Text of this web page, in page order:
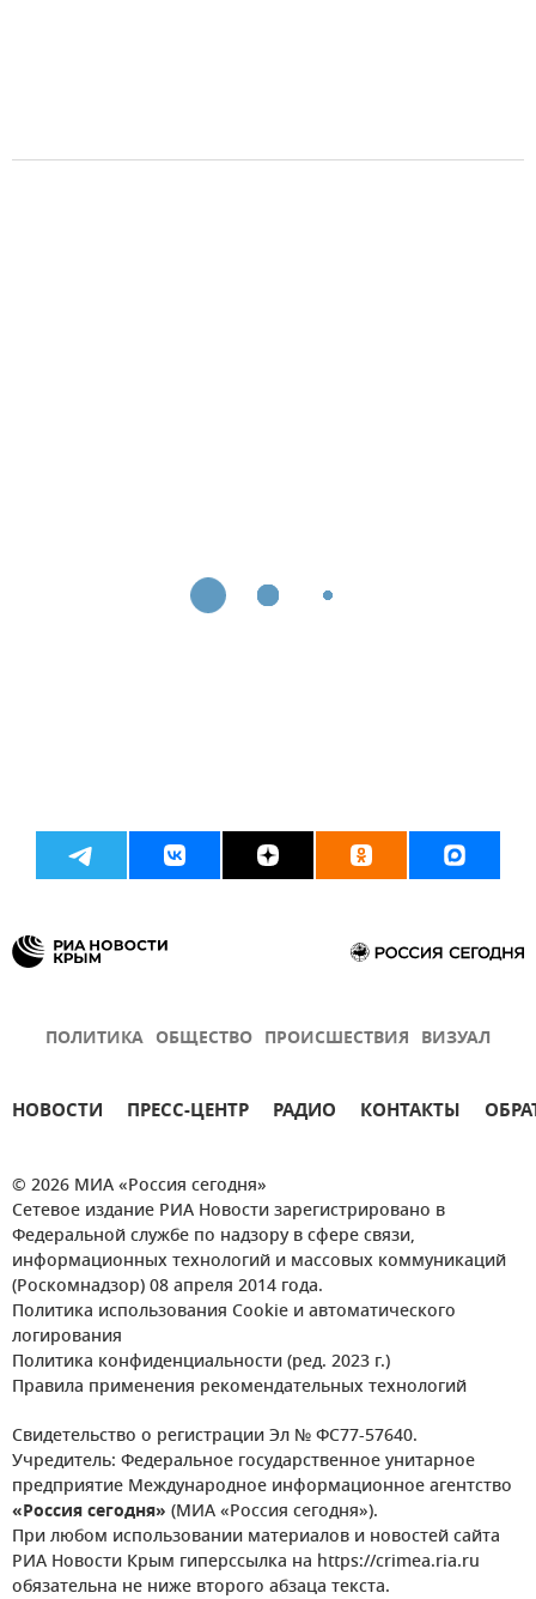
ПОЛИТИКА ОБЩЕСТВО ПРОИСШЕСТВИЯ ВИЗУАЛ
НОВОСТИ ПРЕСС-ЦЕНТР РАДИО КОНТАКТЫ
© 2026 МИА «Россия сегодня»
Сетевое издание РИА Новости зарегистрировано в
Федеральной службе по надзору в сфере связи,
информационных технологий и массовых коммуникаций
(Роскомнадзор) 08 апреля 2014 года.
Политика использования Cookie и автоматического
логирования
Политика конфиденциальности (ред. 2023 г.)
Правила применения рекомендательных технологий
Свидетельство о регистрации Эл № ФС77-57640.
Учредитель: Федеральное государственное унитарное
предприятие Международное информационное агентство
«Россия сегодня» (МИА «Россия сегодня»).
При любом использовании материалов и новостей сайта
РИА Новости Крым гиперссылка на https://crimea.ria.ru
обязательна не ниже второго абзаца текста.